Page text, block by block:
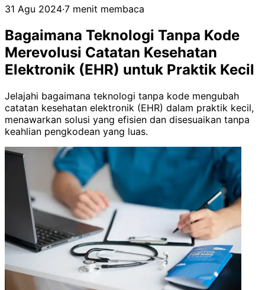
31 Agu 2024·7 menit membaca
Bagaimana Teknologi Tanpa Kode
Merevolusi Catatan Kesehatan
Elektronik (EHR) untuk Praktik Kecil
Jelajahi bagaimana teknologi tanpa kode mengubah
catatan kesehatan elektronik (EHR) dalam praktik kecil,
menawarkan solusi yang efisien dan disesuaikan tanpa
keahlian pengkodean yang luas.